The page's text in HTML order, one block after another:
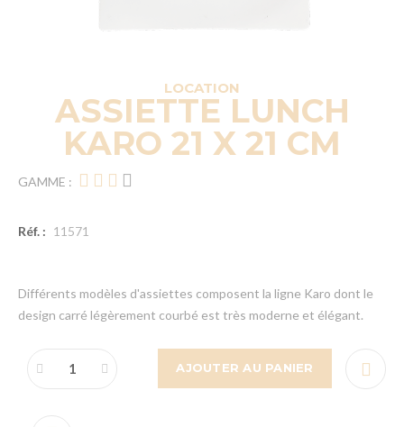
LOCATION
ASSIETTE LUNCH
KARO 21 X 21 CM
GAMME :
Réf. : 11571
Différents modèles d'assiettes composent la ligne Karo dont le
design carré légèrement courbé est très moderne et élégant.
AJOUTER AU PANIER